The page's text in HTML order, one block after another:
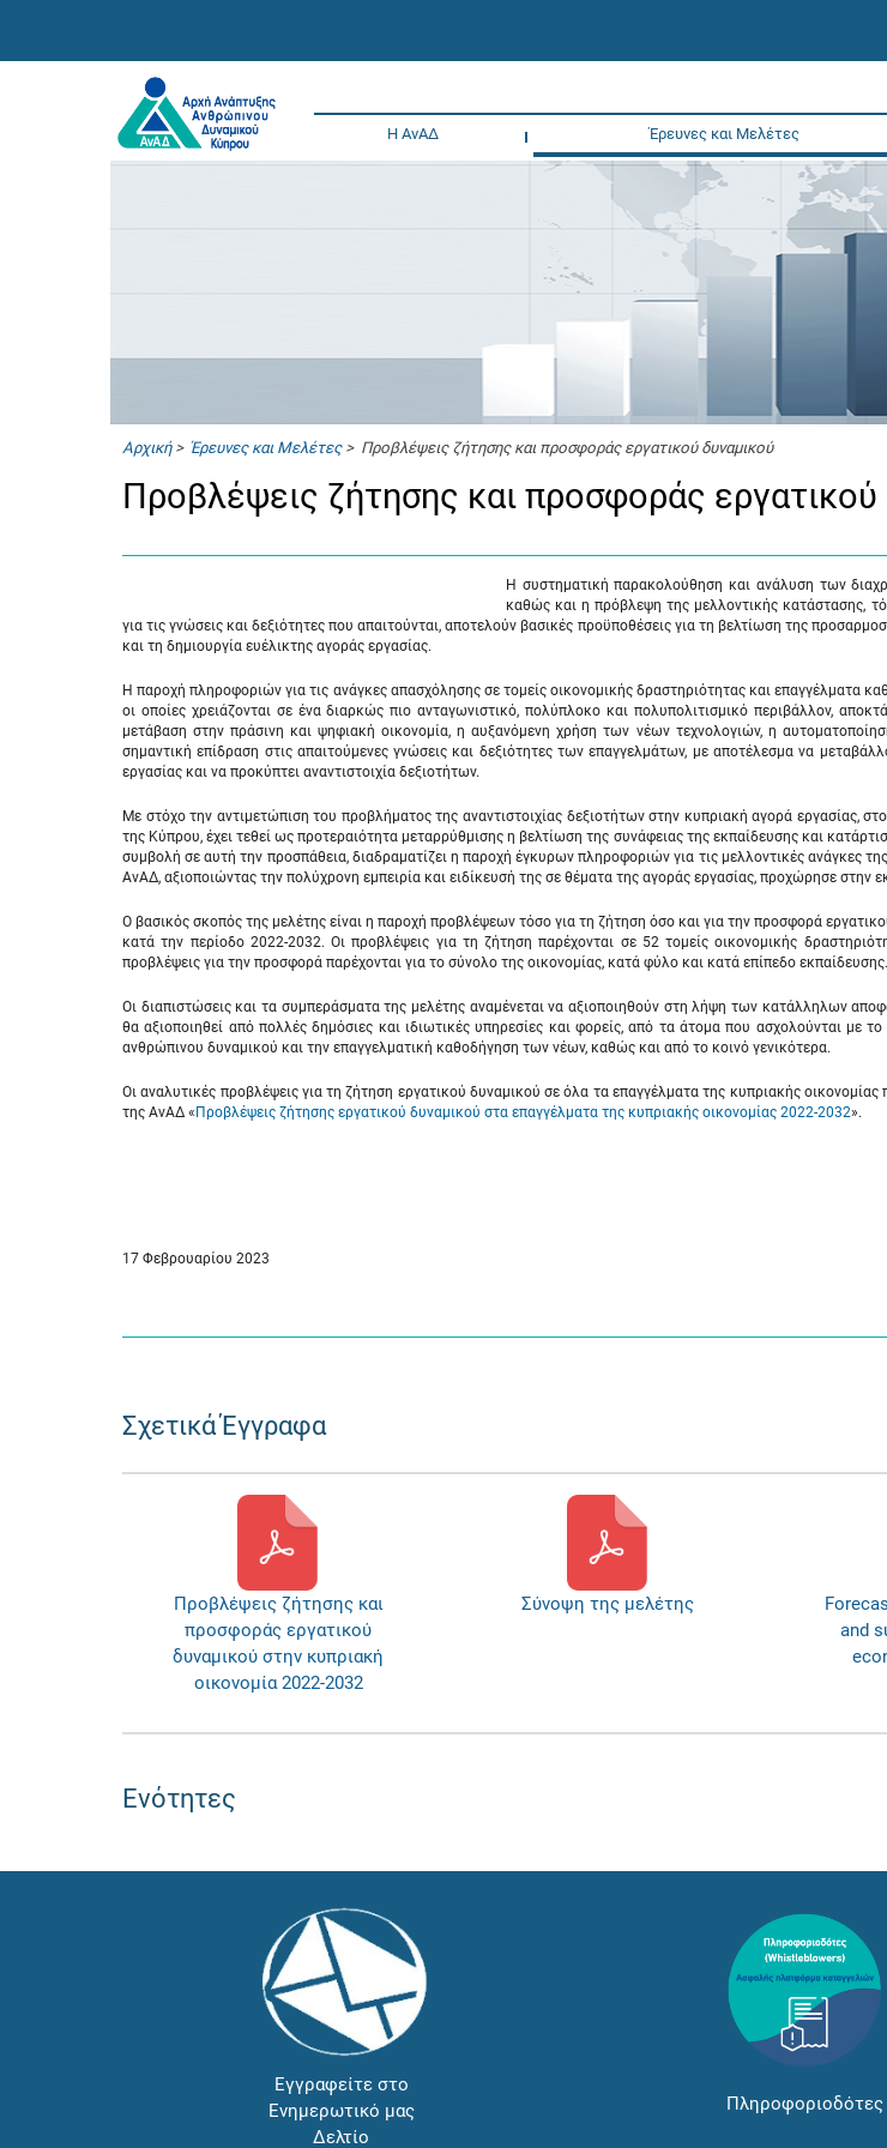
Η ΑνΑΔ Έρευνες και Μελέτες
Αρχική> Έρευνες και Μελέτες> Προβλέψεις ζήτησης και προσφοράς εργατικού δυναμικού
Προβλέψεις ζήτησης και προσφοράς εργατικού
Η συστηματική παρακολούθηση και ανάλυση των
καθώς και η πρόβλεψη της μελλοντικής κατάστασης,
για τις γνώσεις και δεξιότητες που απαιτούνται, αποτελούν βασικές προϋποθέσεις για τη βελτίωση της
και τη δημιουργία ευέλικτης αγοράς εργασίας.
Η παροχή πληροφοριών για τις ανάγκες απασχόλησης σε τομείς οικονομικής δραστηριότητας και επαγγέλματα
οι οποίες χρειάζονται σε ένα διαρκώς πιο ανταγωνιστικό, πολύπλοκο και πολυπολιτισμικό περιβάλλον,
μετάβαση στην πράσινη και ψηφιακή οικονομία, η αυξανόμενη χρήση των νέων τεχνολογιών, η
σημαντική επίδραση στις απαιτούμενες γνώσεις και δεξιότητες των επαγγελμάτων, με αποτέλεσμα να
εργασίας και να προκύπτει αναντιστοιχία δεξιοτήτων.
Με στόχο την αντιμετώπιση του προβλήματος της αναντιστοιχίας δεξιοτήτων στην κυπριακή αγορά εργασίας,
της Κύπρου, έχει τεθεί ως προτεραιότητα μεταρρύθμισης η βελτίωση της συνάφειας της εκπαίδευσης και
συμβολή σε αυτή την προσπάθεια, διαδραματίζει η παροχή έγκυρων πληροφοριών για τις μελλοντικές ανάγκες
ΑνΑΔ, αξιοποιώντας την πολύχρονη εμπειρία και ειδίκευσή της σε θέματα της αγοράς εργασίας, προχώρησε στην
Ο βασικός σκοπός της μελέτης είναι η παροχή προβλέψεων τόσο για τη ζήτηση όσο και για την προσφορά
κατά την περίοδο 2022-2032. Οι προβλέψεις για τη ζήτηση παρέχονται σε 52 τομείς οικονομικής
προβλέψεις για την προσφορά παρέχονται για το σύνολο της οικονομίας, κατά φύλο και κατά επίπεδο εκπαίδευσης.
Οι διαπιστώσεις και τα συμπεράσματα της μελέτης αναμένεται να αξιοποιηθούν στη λήψη των κατάλληλων
θα αξιοποιηθεί από πολλές δημόσιες και ιδιωτικές υπηρεσίες και φορείς, από τα άτομα που ασχολούνται με
ανθρώπινου δυναμικού και την επαγγελματική καθοδήγηση των νέων, καθώς και από το κοινό γενικότερα.
Οι αναλυτικές προβλέψεις για τη ζήτηση εργατικού δυναμικού σε όλα τα επαγγέλματα της κυπριακής οικονομίας
της ΑνΑΔ « Προβλέψεις ζήτησης εργατικού δυναμικού στα επαγγέλματα της κυπριακής οικονομίας 2022-2032».
17 Φεβρουαρίου 2023
Σχετικά Έγγραφα
Προβλέψεις ζήτησης και
προσφοράς εργατικού
δυναμικού στην κυπριακή
οικονομία 2022-2032
Σύνοψη της μελέτης
and
Ενότητες
Εγγραφείτε στο
Ενημερωτικό μας
Δελτίο
Πληροφοριοδότες